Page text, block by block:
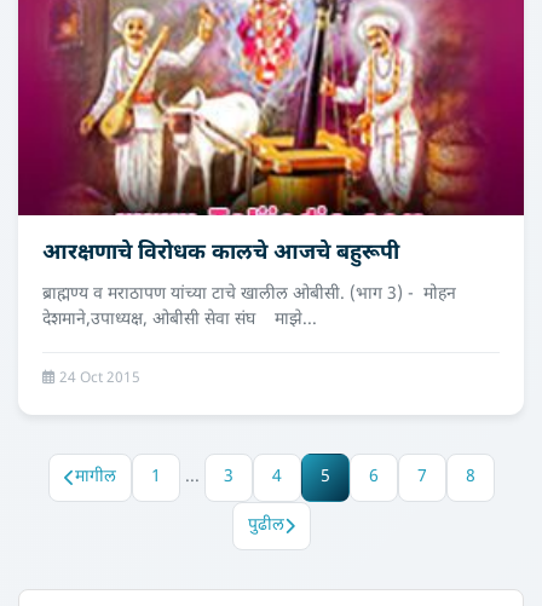
आरक्षणाचे विरोधक कालचे आजचे बहुरूपी
ब्राह्मण्य व मराठापण यांच्या टाचे खालील ओबीसी. (भाग 3) - मोहन
देशमाने,उपाध्‍यक्ष, ओबीसी सेवा संघ माझे...
24 Oct 2015
मागील 1 ... 3 4 5 6 7 8
पुढील